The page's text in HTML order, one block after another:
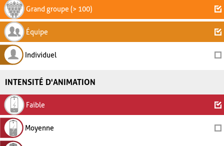
Grand groupe (> 100)
Équipe
Individuel
INTENSITÉ D'ANIMATION
Faible
Moyenne